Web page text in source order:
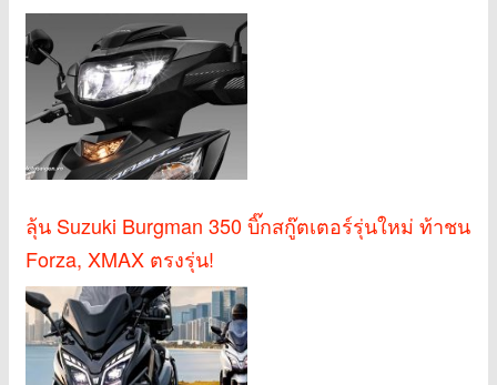
ลุ้น Suzuki Burgman 350 บิ๊กสกู๊ตเตอร์รุ่นใหม่ ท้าชน
Forza, XMAX ตรงรุ่น!